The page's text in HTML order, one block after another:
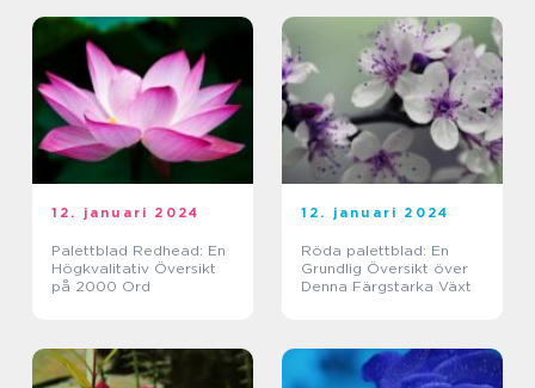
12. januari 2024
Palettblad Redhead: En
Högkvalitativ Översikt
på 2000 Ord
12. januari 2024
Röda palettblad: En
Grundlig Översikt över
Denna Färgstarka Växt